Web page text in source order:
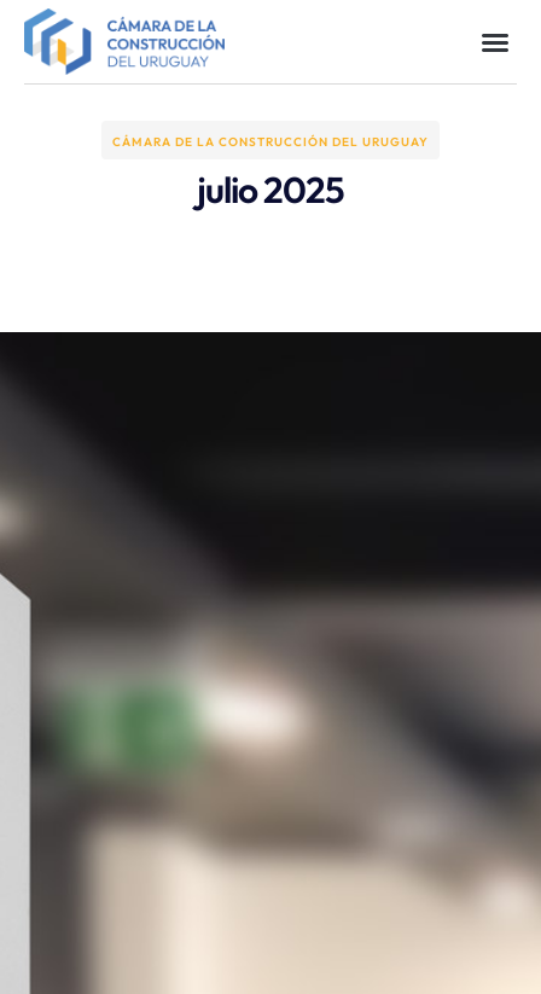
CÁMARA DE LA CONSTRUCCIÓN DEL URUGUAY
julio 2025